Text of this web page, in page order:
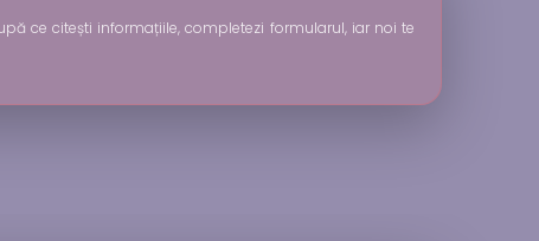
ce citești informațiile, completezi formularul, iar noi te